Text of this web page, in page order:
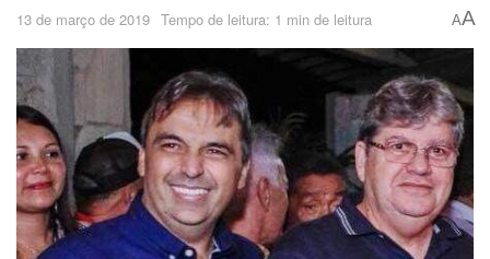
13 de março de 2019 Tempo de leitura: 1 min de leitura AA